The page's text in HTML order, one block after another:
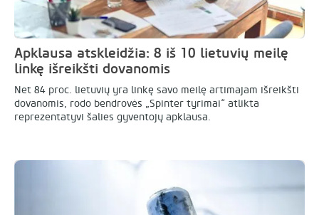
Apklausa atskleidžia: 8 iš 10 lietuvių meilę
linkę išreikšti dovanomis
Net 84 proc. lietuvių yra linkę savo meilę artimajam išreikšti
dovanomis, rodo bendrovės „Spinter tyrimai“ atlikta
reprezentatyvi šalies gyventojų apklausa.